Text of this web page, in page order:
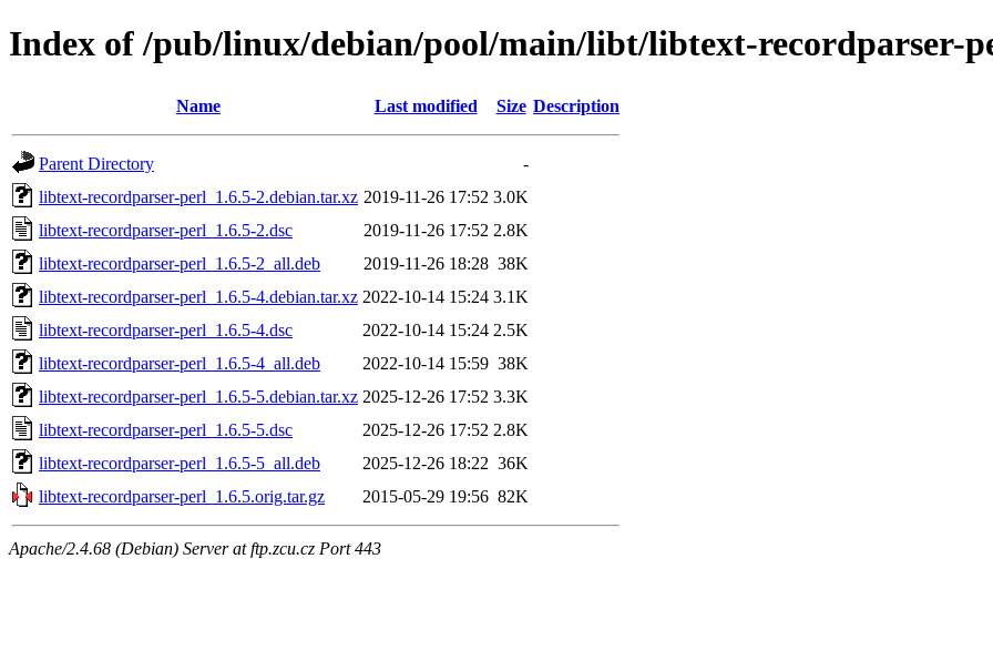
Index of /pub/linux/debian/pool/main/libt/libtext-recordparser-
Name Last modified Size Description
Parent Directory
-
libtext-recordparser-perl_1.6.5-2.debian.tar.xz 2019-11-26 17:52 3.0K
libtext-recordparser-perl_1.6.5-2.dsc
2019-11-26 17:52 2.8K
libtext-recordparser-perl_1.6.5-2_all.deb
2019-11-26 18:28 38K
libtext-recordparser-perl_1.6.5-4.debian.tar.xz 2022-10-14 15:24 3.1K
libtext-recordparser-perl_1.6.5-4.dsc
2022-10-14 15:24 2.5K
libtext-recordparser-perl_1.6.5-4_all.deb
2022-10-14 15:59 38K
libtext-recordparser-perl_1.6.5-5.debian.tar.xz 2025-12-26 17:52 3.3K
libtext-recordparser-perl_1.6.5-5.dsc
2025-12-26 17:52 2.8K
libtext-recordparser-perl_1.6.5-5_all.deb
2025-12-26 18:22 36K
libtext-recordparser-perl_1.6.5.orig.tar.gz
2015-05-29 19:56 82K
Apache/2.4.68 (Debian) Server at ftp.zcu.cz Port 443